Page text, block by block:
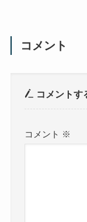
コメント
コメントす
コメント ※